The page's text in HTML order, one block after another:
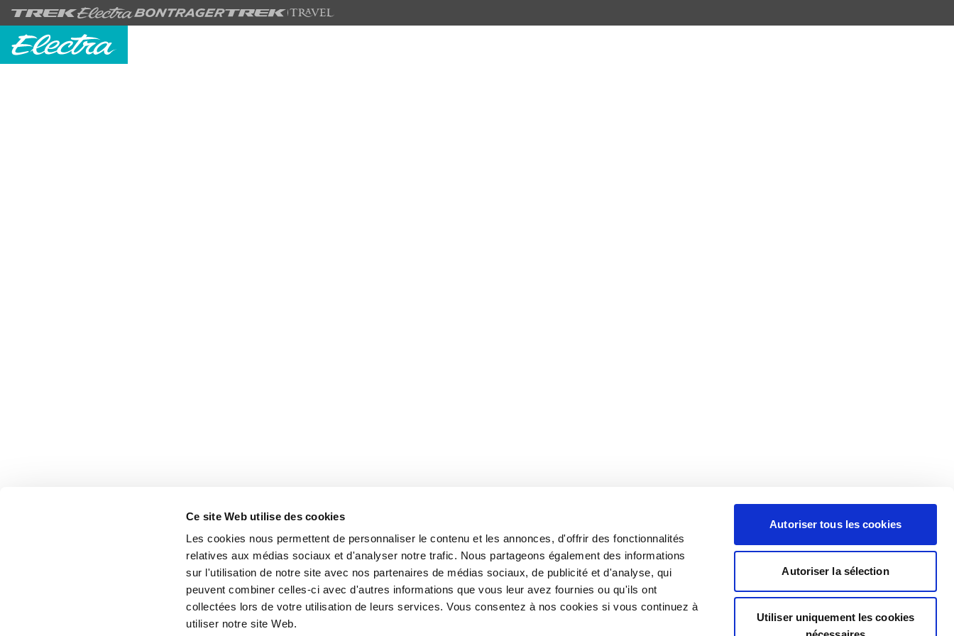
Ce site Web utilise des cookies
Les cookies nous permettent de personnaliser le contenu et les annonces, d'offrir des fonctionnalités
relatives aux médias sociaux et d'analyser notre trafic. Nous partageons également des informations
sur l'utilisation de notre site avec nos partenaires de médias sociaux, de publicité et d'analyse, qui
peuvent combiner celles-ci avec d'autres informations que vous leur avez fournies ou qu'ils ont
collectées lors de votre utilisation de leurs services. Vous consentez à nos cookies si vous continuez à
utiliser notre site Web.
Autoriser tous les cookies
Autoriser la sélection
Utiliser uniquement les cookies